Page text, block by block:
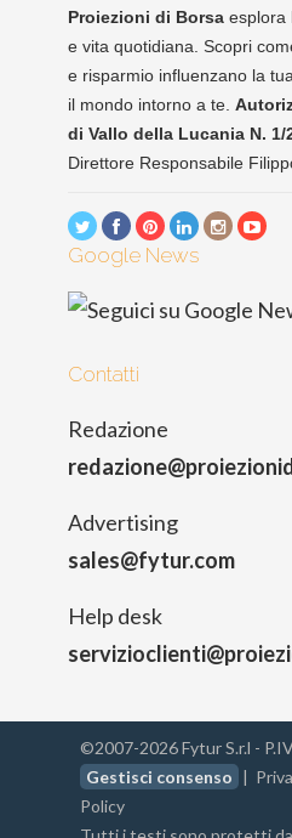
Proiezioni di Borsa esplora
e vita quotidiana. Scopri
e risparmio influenzano la
il mondo intorno a te.
di Vallo della Lucania N. 1/
Direttore Responsabile
Google News
Contatti
Redazione
Advertising
sales@fytur.com
Help desk
©2007-2026 Fytur S.r.l -
Gestisci consenso |
Policy